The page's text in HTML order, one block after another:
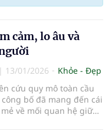
cảm, lo âu và
| 13/01/2026
Khỏe - Đẹp
cứu quy mô toàn cầu
bố đã mang đến cái
về mối quan hệ giữa